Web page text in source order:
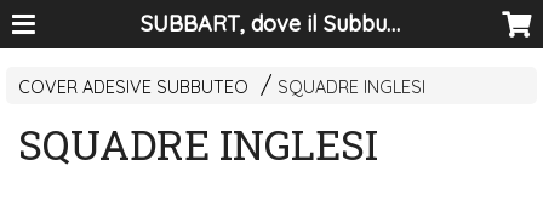
SUBBART, dove il Subbuteo diventa arte
COVER ADESIVE SUBBUTEO SQUADRE INGLESI
SQUADRE INGLESI